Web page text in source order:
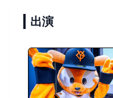
出演